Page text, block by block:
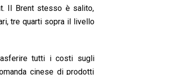
Il Brent stesso è salito,
tre quarti sopra il livello
tutti i costi sugli
cinese di prodotti